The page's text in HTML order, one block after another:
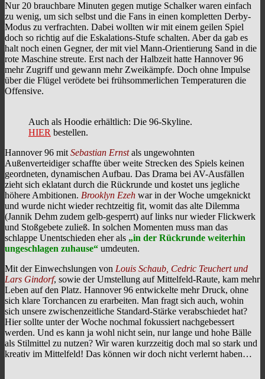
Nur 20 brauchbare Minuten gegen mutige Schalker waren einfach
zu wenig, um sich selbst und die Fans in einen kompletten Derby-
Modus zu verfrachten. Dabei wollten wir mit einem geilen Spiel
doch so richtig auf die Eskalations-Stufe schalten. Aber da gab es
halt noch einen Gegner, der mit viel Mann-Orientierung Sand in die
rote Maschine streute. Erst nach der Halbzeit hatte Hannover 96
mehr Zugriff und gewann mehr Zweikämpfe. Doch ohne Impulse
über die Flügel verödete bei frühsommerlichen Temperaturen die
Offensive.
Auch als Hoodie erhältlich: Die 96-Skyline.
HIER bestellen.
Hannover 96 mit Sebastian Ernst als ungewohnten
Außenverteidiger schaffte über weite Strecken des Spiels keinen
geordneten, dynamischen Aufbau. Das Drama bei AV-Ausfällen
zieht sich eklatant durch die Rückrunde und kostet uns jegliche
höhere Ambitionen. Brooklyn Ezeh war in der Woche umgeknickt
und wurde nicht wieder rechtzeitig fit, womit das alte Dilemma
(Jannik Dehm zudem gelb-gesperrt) auf links nur wieder Flickwerk
und Stoßgebete zuließ. In solchen Momenten muss man das
schlappe Unentschieden eher als „in der Rückrunde weiterhin
ungeschlagen zuhause“ umdeuten.
Mit der Einwechslungen von Louis Schaub, Cedric Teuchert und
Lars Gindorf, sowie der Umstellung auf Mittelfeld-Raute, kam mehr
Leben auf den Platz. Hannover 96 entwickelte mehr Druck, ohne
sich klare Torchancen zu erarbeiten. Man fragt sich auch, wohin
sich unsere zwischenzeitliche Standard-Stärke verabschiedet hat?
Hier sollte unter der Woche nochmal fokussiert nachgebessert
werden. Und es kann ja wohl nicht sein, nur lange und hohe Bälle
als Stilmittel zu nutzen? Wir waren kurzzeitig doch mal so stark und
kreativ im Mittelfeld! Das können wir doch nicht verlernt haben…